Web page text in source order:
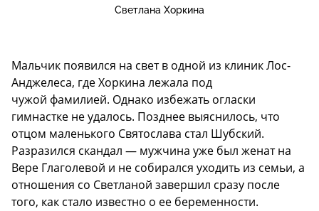
Светлана Хоркина
Мальчик появился на свет в одной из клиник Лос-
Анджелеса, где Хоркина лежала под
чужой фамилией. Однако избежать огласки
гимнастке не удалось. Позднее выяснилось, что
отцом маленького Святослава стал Шубский.
Разразился скандал — мужчина уже был женат на
Вере Глаголевой и не собирался уходить из семьи, а
отношения со Светланой завершил сразу после
того, как стало известно о ее беременности.